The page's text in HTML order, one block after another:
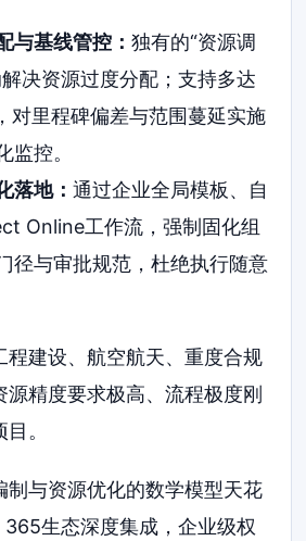
与基线管控： 独有的“资源调
决资源过度分配；支持多达
对里程碑偏差与范围蔓延实施
监控。
落地： 通过企业全局模板、自
Online工作流，强制固化组
径与审批规范，杜绝执行随意
程建设、航空航天、重度合规
精度要求极高、流程极度刚
。
制与资源优化的数学模型天花
生态深度集成，企业级权